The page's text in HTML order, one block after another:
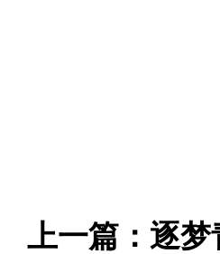
上一篇： 逐梦